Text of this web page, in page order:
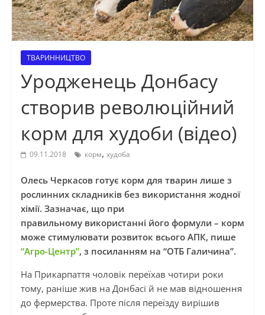
ТВАРИННИЦТВО
Уродженець Донбасу
створив революційний
корм для худоби (відео)
09.11.2018 корм, худоба
Олесь Черкасов готує корм для тварин лише з
рослинних складників без використання жодної
хімії. Зазначає, що при
правильному використанні його формули – корм
може стимулювати розвиток всього АПК, пише
“Агро-Центр”, з посиланням на “ОТБ Галичина”.
На Прикарпаття чоловік переїхав чотири роки
тому, раніше жив на Донбасі й не мав відношення
до фермерства. Проте після переїзду вирішив